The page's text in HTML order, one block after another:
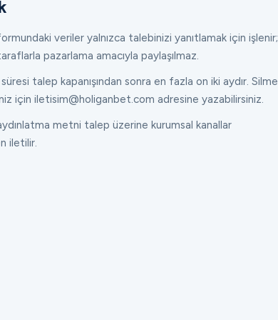
veriler yalnızca talebinizi yanıtlamak için işlenir;
pazarlama amacıyla paylaşılmaz.
talep kapanışından sonra en fazla on iki aydır. Silme
için iletisim@holiganbet.com adresine yazabilirsiniz.
metni talep üzerine kurumsal kanallar
iletilir.